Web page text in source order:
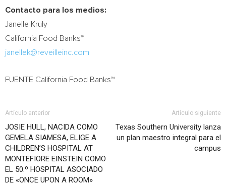
Contacto para los medios:
Janelle Kruly
California Food Banks™
janellek@reveilleinc.com
FUENTE California Food Banks™
Artículo anterior
JOSIE HULL, NACIDA COMO
GEMELA SIAMESA, ELIGE A
CHILDREN’S HOSPITAL AT
MONTEFIORE EINSTEIN COMO
EL 50.º HOSPITAL ASOCIADO
DE «ONCE UPON A ROOM»
Artículo siguiente
Texas Southern University lanza
un plan maestro integral para el
campus